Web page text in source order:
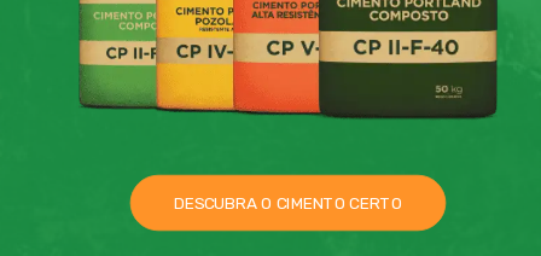
DESCUBRA O CIMENTO CERTO